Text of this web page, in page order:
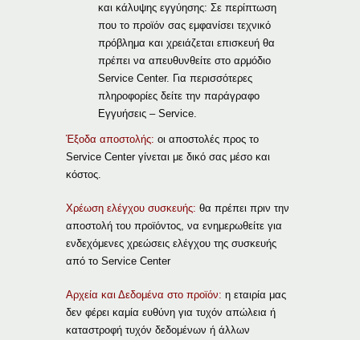
και κάλυψης εγγύησης: Σε περίπτωση
που το προϊόν σας εμφανίσει τεχνικό
πρόβλημα και χρειάζεται επισκευή θα
πρέπει να απευθυνθείτε στο αρμόδιο
Service Center. Για περισσότερες
πληροφορίες δείτε την παράγραφο
Εγγυήσεις – Service.
Έξοδα αποστολής:οι αποστολές προς το
Service Center γίνεται με δικό σας μέσο και
κόστος.
Χρέωση ελέγχου συσκευής: θα πρέπει πριν την
αποστολή του προϊόντος, να ενημερωθείτε για
ενδεχόμενες χρεώσεις ελέγχου της συσκευής
από το Service Center
Αρχεία και Δεδομένα στο προϊόν: η εταιρία μας
δεν φέρει καμία ευθύνη για τυχόν απώλεια ή
καταστροφή τυχόν δεδομένων ή άλλων